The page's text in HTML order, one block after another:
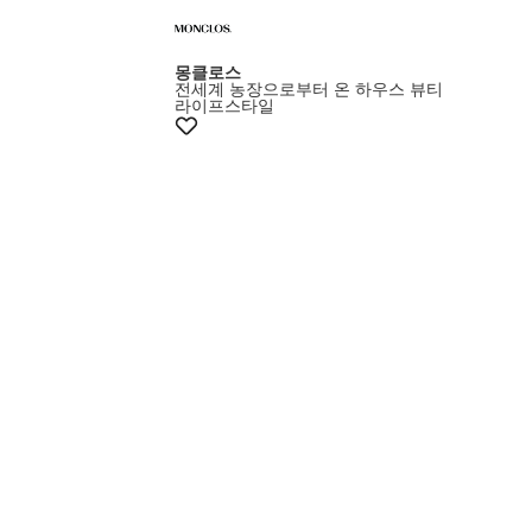
몽클로스
전세계 농장으로부터 온 하우스 뷰티
라이프스타일